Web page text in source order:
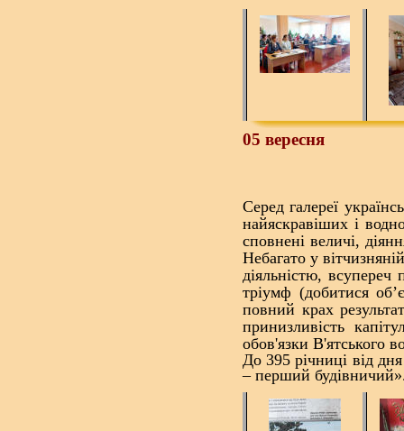
05 вересня
Серед галереї
найяскравіших і
сповнені величі,
Небагато у
діяльністю,
тріумф (добитися
повний крах
принизливість
обов'язки В'ятського
До 395 річниці від
– перший